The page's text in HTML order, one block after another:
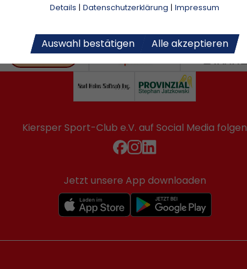
Details | Datenschutzerklärung | Impressum
Auswahl bestätigen Alle akzeptieren
Kiersper Sport-Club e.V. auf Social Media folgen
Jetzt unsere App downloaden